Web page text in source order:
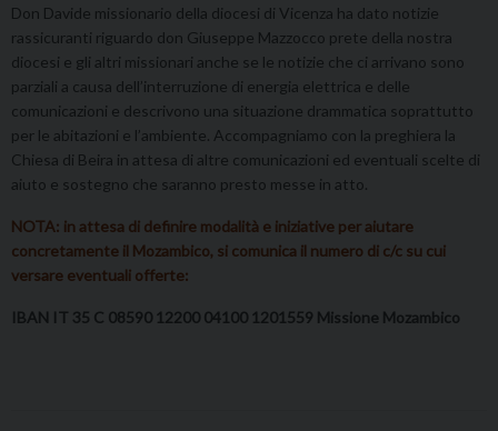
Don Davide missionario della diocesi di Vicenza ha dato notizie
rassicuranti riguardo don Giuseppe Mazzocco prete della nostra
diocesi e gli altri missionari anche se le notizie che ci arrivano sono
parziali a causa dell’interruzione di energia elettrica e delle
comunicazioni e descrivono una situazione drammatica soprattutto
per le abitazioni e l’ambiente. Accompagniamo con la preghiera la
Chiesa di Beira in attesa di altre comunicazioni ed eventuali scelte di
aiuto e sostegno che saranno presto messe in atto.
NOTA: in attesa di definire modalità e iniziative per aiutare
concretamente il Mozambico, si comunica il numero di c/c su cui
versare eventuali offerte:
IBAN IT 35 C 08590 12200 04100 1201559 Missione Mozambico